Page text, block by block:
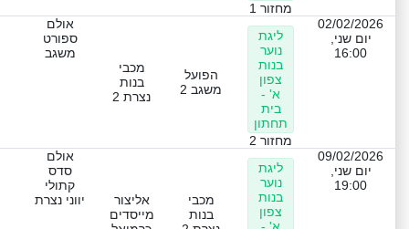
מחזור 1
02/02/2026
יום שני,
16:00
ליגת
נוער
בנות
צפון
א' -
בית
תחתון
מחזור 2
הפועל
משגב 2
מכבי
בנות
נצרת 2
אולם
ספורט
משגב
09/02/2026
יום שני,
19:00
ליגת
נוער
בנות
צפון
מכבי
בנות
אליצור
מייסדים
אולם
סדס
קתולי
יווני נצרת